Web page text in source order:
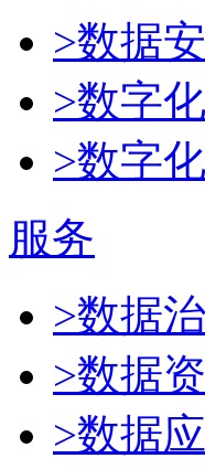
>数据
>数字
>数字
服务
>数据
>数据
>数据